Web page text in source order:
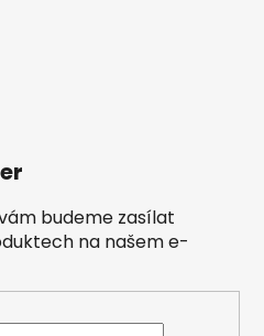
budeme zasílat
na našem e-